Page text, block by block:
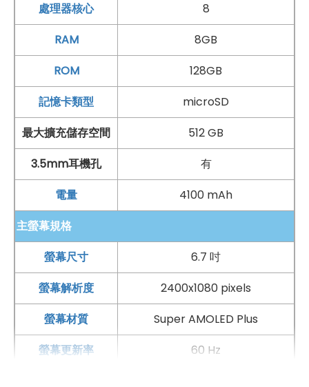
手機哪裡買價格最便宜划算有保障?
如果想要買到價格最便宜划算又有保障的手機當然要到傑
昇通信！傑昇通信是全台最大且經營30多年通信連鎖，挑
戰手機市場最低價，保證原廠公司貨，還送千元尊榮卡及
好禮抽獎卷，續約/攜碼
再享高額折扣！此外在台灣有超過
百間門市，一間購買連鎖服務，一次購買終生服務，售後
免擔心購買有保障，買手機來傑昇好節省！
處理器核心
8
RAM
8GB
ROM
128GB
記憶卡類型
microSD
最大擴充儲存空間
512 GB
3.5mm耳機孔
有
電量
4100 mAh
主螢幕規格
螢幕尺寸
6.7 吋
螢幕解析度
2400x1080 pixels
螢幕材質
Super AMOLED Plus
螢幕更新率
60 Hz